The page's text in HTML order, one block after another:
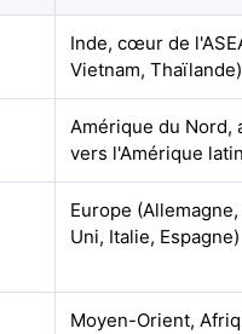
Inde, cœur de
Vietnam, Thaïlande)
Amérique du Nord,
vers l'Amérique
Europe
Uni, Italie, Espagne)
Moyen-Orient,